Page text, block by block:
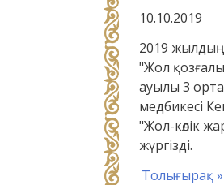
10.10.2019
2019
"Жол
ауылы 3
медбикесі
"Жол-көлік
жүргізді.
Толығырақ »